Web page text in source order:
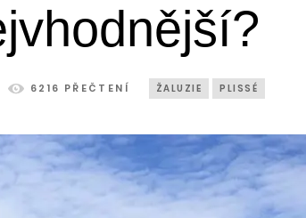
6216 PŘEČTENÍ ŽALUZIE PLISSÉ